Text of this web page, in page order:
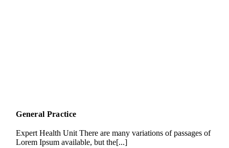
General Practice
Expert Health Unit There are many variations of passages of
Lorem Ipsum available, but the[...]